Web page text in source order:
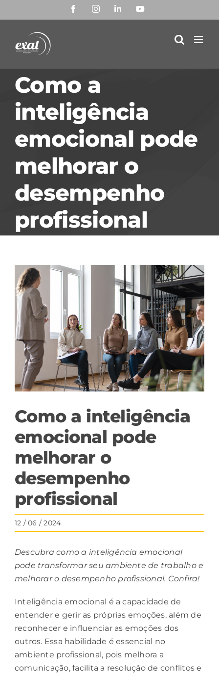
para
conteúdo
FacebookInstagramLinkedIn
Como a
inteligência
emocional pode
melhorar o
desempenho
profissional
View
Larger
Image
Como a inteligência
emocional pode
melhorar o
desempenho
profissional
12 / 06 / 2024
Descubra como a inteligência emocional
pode transformar seu ambiente de trabalho e
melhorar o desempenho profissional. Confira!
Inteligência emocional é a capacidade de
entender e gerir as próprias emoções, além de
reconhecer e influenciar as emoções dos
outros. Essa habilidade é essencial no
ambiente profissional, pois melhora a
comunicação, facilita a resolução de conflitos e